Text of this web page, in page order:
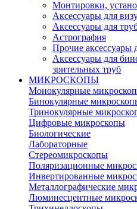
Монтировки,
Аксессуары для
Аксессуары для
Астрография
Прочие аксессуары
Аксессуары для
зрительных труб
МИКРОСКОПЫ
Монокулярные
Бинокулярные
Тринокулярные
Цифровые микроскопы
Биологические
Лабораторные
Стереомикроскопы
Поляризационные
Инвертированные
Металлографические
Люминесцентные